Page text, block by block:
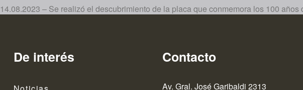
14.08.2023 – Se realizó el descubrimiento de la placa que conmemora los 100
De interés Contacto
Av. Gral. José Garibaldi 2313